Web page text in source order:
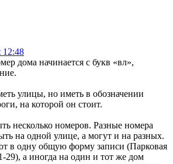
12:48
дома начинается с букв «вл»,
улицы, но иметь в обозначении
на которой он стоит.
несколько номеров. Разные номера
на одной улице, а могут и на разных.
в одну общую форму записи (Парковая
29), а иногда на один и тот же дом